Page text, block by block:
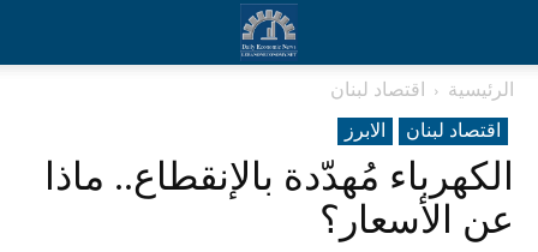
الرئيسية
اقتصاد لبنان
اقتصاد لبنان
الابرز
الكهرباء مُهدّدة بالإنقطاع.. ماذا
عن الأسعار؟